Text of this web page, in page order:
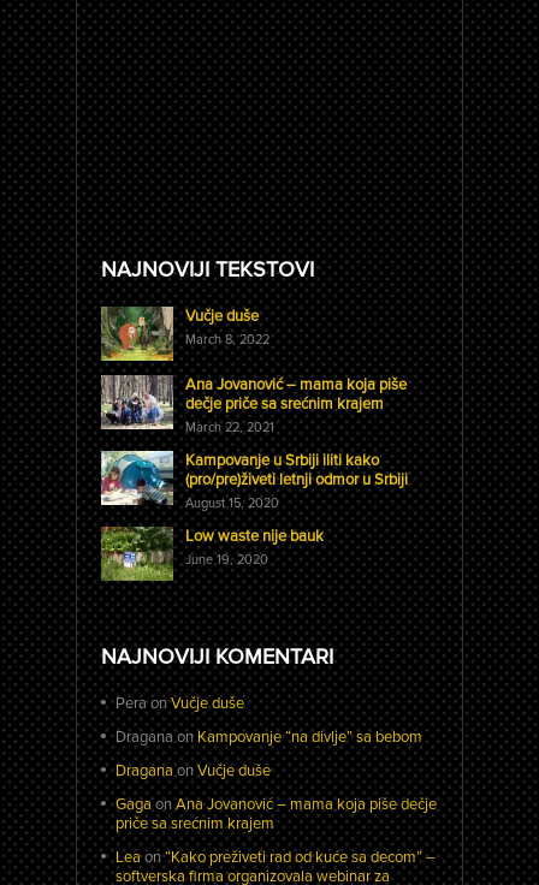
NAJNOVIJI TEKSTOVI
Vučje duše
March 8, 2022
Ana Jovanović – mama koja piše
dečje priče sa srećnim krajem
March 22, 2021
Kampovanje u Srbiji iliti kako
(pro/pre)živeti letnji odmor u Srbiji
August 15, 2020
Low waste nije bauk
June 19, 2020
NAJNOVIJI KOMENTARI
PeraonVučje duše
DraganaonKampovanje “na divlje” sa bebom
DraganaonVučje duše
GagaonAna Jovanović – mama koja piše dečje
priče sa srećnim krajem
Leaon“Kako preživeti rad od kuće sa decom” –
softverska firma organizovala webinar za